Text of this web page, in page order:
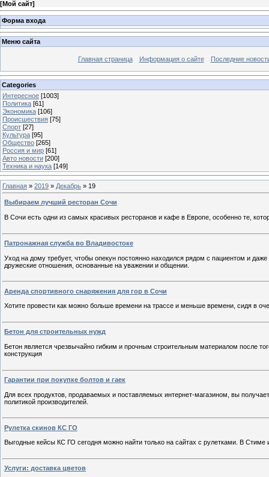
[Мой сайт]
Форма входа
Меню сайта
Главная страница Информация о сайте Последние
Categories
Интересное [1003]
Политика [61]
Экономика [106]
Происшествия [75]
Спорт [27]
Культура [95]
Общество [265]
Россия и мир [61]
Авто новости [200]
Техника и наука [149]
Главная » 2019 » Декабрь » 19
Выбираем лучший ресторан Сочи
В Сочи есть одни из самых красивых ресторанов и кафе в Европе, особенно те,
Патронажная служба во Владивостоке
Уход на дому требует, чтобы опекун постоянно находился рядом с пациентом и
дружеские отношения, основанные на уважении и общении.
Аренда спортивного снаряжения для гор в Сочи
Хотите провести как можно больше времени на трассе и меньше времени, сидя в
Бетон для строительных нужд
Бетон является чрезвычайно гибким и прочным строительным материалом после
конструкция
Гарантии при покупке болтов и гаек
Для всех продуктов, продаваемых и поставляемых интернет-магазином, вы
политикой производителей.
Рулетка скинов КС ГО
Выгодные кейсы КС ГО сегодня можно найти только на сайтах с рулетками. В Стиме
Услуги: доставка цветов